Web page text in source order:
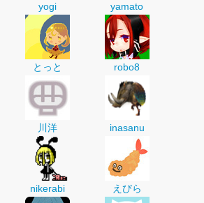
yogi yamato
とっと robo8
川洋 inasanu
nikerabi えびら